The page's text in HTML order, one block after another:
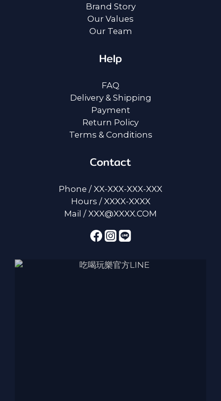
Brand Story
Our Values
Our Team
Help
FAQ
Delivery & Shipping
Payment
Return Policy
Terms & Conditions
Contact
Phone / XX-XXX-XXX-XXX
Hours / XXXX-XXXX
Mail / XXX@XXXX.COM